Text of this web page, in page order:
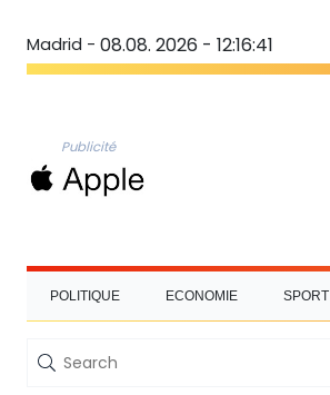
Madrid - 08.08. 2026 - 12:16:42
Publicité
POLITIQUE ECONOMIE SPORT